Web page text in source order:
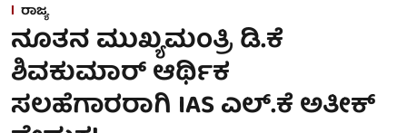
ರಾಜ್ಯ
ನೂತನ ಮುಖ್ಯಮಂತ್ರಿ ಡಿ.ಕೆ
ಶಿವಕುಮಾರ್ ಆರ್ಥಿಕ
ಸಲಹೆಗಾರರಾಗಿ IAS ಎಲ್.ಕೆ ಅತೀಕ್